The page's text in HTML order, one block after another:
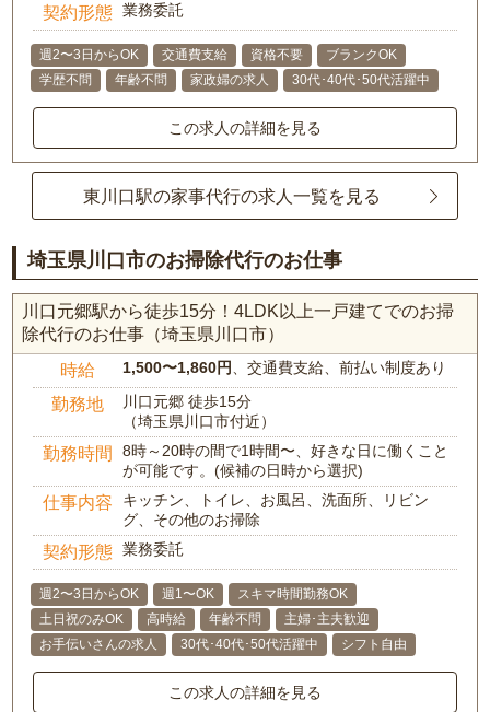
契約形態 業務委託
週2〜3日からOK 交通費支給 資格不要
ブランクOK
学歴不問
年齢不問 家政婦の求人 30代･40代･50代活躍中
この求人の詳細を見る
東川口駅の家事代行の求人一覧を見る
埼玉県川口市のお掃除代行のお仕事
川口元郷駅から徒歩15分！4LDK以上一戸建てでのお掃
除代行のお仕事（埼玉県川口市）
時給 1,500〜1,860円 、交通費支給、前払い制度あり
勤務地
川口元郷 徒歩15分
（埼玉県川口市付近）
勤務時間
8時～20時の間で1時間〜、好きな日に働くこと
が可能です。(候補の日時から選択)
仕事内容
キッチン、トイレ、お風呂、洗面所、リビン
グ、その他のお掃除
契約形態 業務委託
週2〜3日からOK 週1〜OK
スキマ時間勤務OK
土日祝のみOK
高時給 年齢不問
主婦･主夫歓迎
お手伝いさんの求人
30代･40代･50代活躍中 シフト自由
この求人の詳細を見る